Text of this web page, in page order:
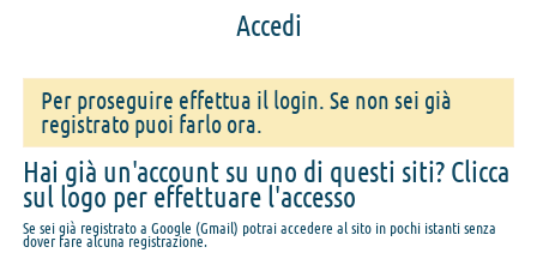
Accedi
Per proseguire effettua il login. Se non sei già
registrato puoi farlo ora.
Hai già un'account su uno di questi siti? Clicca
sul logo per effettuare l'accesso
Se sei già registrato a Google (Gmail) potrai accedere al sito in pochi istanti senza
dover fare alcuna registrazione.